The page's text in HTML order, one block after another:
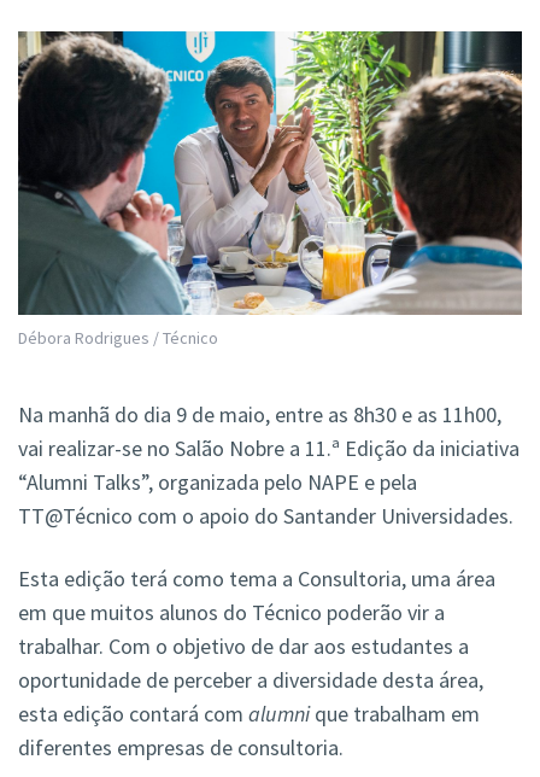
Débora Rodrigues / Técnico
Na manhã do dia 9 de maio, entre as 8h30 e as 11h00,
vai realizar-se no Salão Nobre a 11.ª Edição da iniciativa
“Alumni Talks”, organizada pelo NAPE e pela
TT@Técnico com o apoio do Santander Universidades.
Esta edição terá como tema a Consultoria, uma área
em que muitos alunos do Técnico poderão vir a
trabalhar. Com o objetivo de dar aos estudantes a
oportunidade de perceber a diversidade desta área,
esta edição contará com alumnique trabalham em
diferentes empresas de consultoria.